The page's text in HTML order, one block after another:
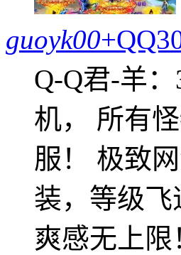
guoyk00
Q-Q君-羊
机， 所有
服！ 极致
装，等级
爽感无上限